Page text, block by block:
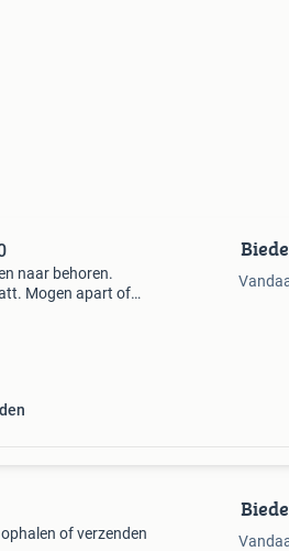
naar behoren.
Mogen apart of
of verzenden